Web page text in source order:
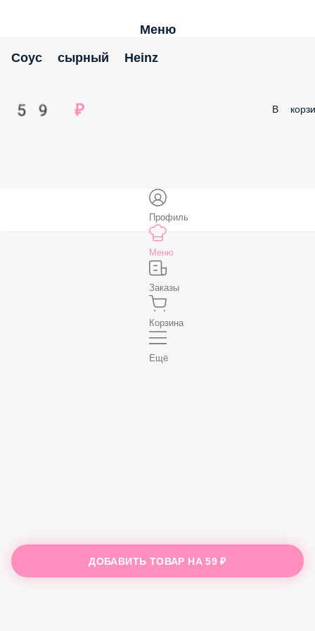
Меню
Соус сырный Heinz
59 ₽ В
ДОБАВИТЬ ТОВАР НА59 ₽
Профиль
Меню
Заказы
Корзина
Ещё